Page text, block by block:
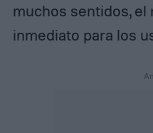
muchos sentidos,
inmediato para los